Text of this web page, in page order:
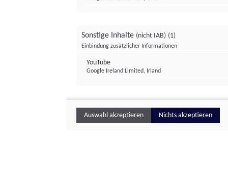
Sonstige Inhalte (nicht IAB) (1)
Einbindung zusätzlicher Informationen
YouTube
Google Ireland Limited, Irland
Auswahl akzeptieren Nichts akzeptieren